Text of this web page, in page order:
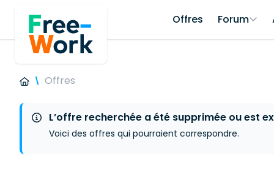
Offres Forum
Offres
L’offre recherchée a été supprimée ou est
Voici des offres qui pourraient correspondre.